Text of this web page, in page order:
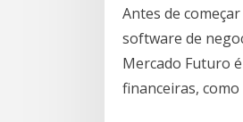
Antes de
software de
Mercado Futuro
financeiras, como